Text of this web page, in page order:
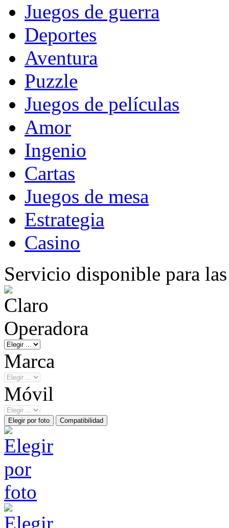
Juegos de guerra
Deportes
Aventura
Puzzle
Juegos de películas
Amor
Ingenio
Cartas
Juegos de mesa
Estrategia
Casino
Servicio disponible para
Operadora
Marca
Móvil